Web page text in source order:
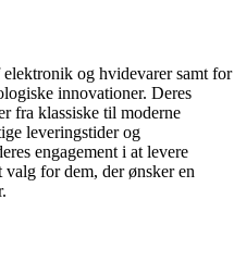
og hvidevarer samt for
innovationer. Deres
fra klassiske til moderne
leveringstider og
engagement i at levere
for dem, der ønsker en